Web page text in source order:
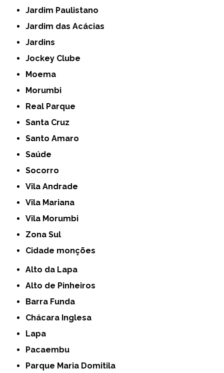
Jardim Paulistano
Jardim das Acácias
Jardins
Jockey Clube
Moema
Morumbi
Real Parque
Santa Cruz
Santo Amaro
Saúde
Socorro
Vila Andrade
Vila Mariana
Vila Morumbi
Zona Sul
cidade monções
Alto da Lapa
Alto de Pinheiros
Barra Funda
Chácara Inglesa
Lapa
Pacaembu
Parque Maria Domitila